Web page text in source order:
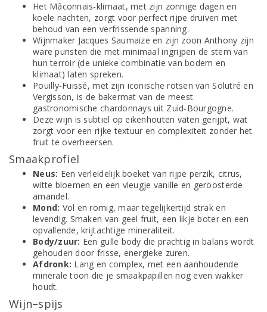
Het Mâconnais-klimaat, met zijn zonnige dagen en
koele nachten, zorgt voor perfect rijpe druiven met
behoud van een verfrissende spanning.
Wijnmaker Jacques Saumaize en zijn zoon Anthony zijn
ware puristen die met minimaal ingrijpen de stem van
hun terroir (de unieke combinatie van bodem en
klimaat) laten spreken.
Pouilly-Fuissé, met zijn iconische rotsen van Solutré en
Vergisson, is de bakermat van de meest
gastronomische chardonnays uit Zuid-Bourgogne.
Deze wijn is subtiel op eikenhouten vaten gerijpt, wat
zorgt voor een rijke textuur en complexiteit zonder het
fruit te overheersen.
Smaakprofiel
Neus: Een verleidelijk boeket van rijpe perzik, citrus,
witte bloemen en een vleugje vanille en geroosterde
amandel.
Mond: Vol en romig, maar tegelijkertijd strak en
levendig. Smaken van geel fruit, een likje boter en een
opvallende, krijtachtige mineraliteit.
Body/zuur: Een gulle body die prachtig in balans wordt
gehouden door frisse, energieke zuren.
Afdronk: Lang en complex, met een aanhoudende
minerale toon die je smaakpapillen nog even wakker
houdt.
Wijn–spijs